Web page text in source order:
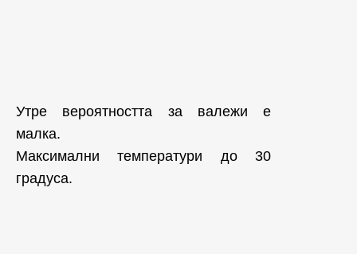
Утре вероятността за валежи е
малка.
Максимални температури до 30
градуса.